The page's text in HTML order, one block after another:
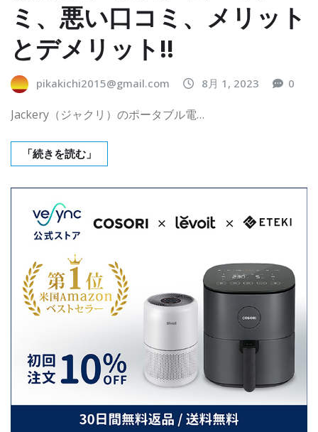
ミ、悪い口コミ、メリット
とデメリット!!
pikakichi2015@gmail.com 8月 1, 2023 0
Jackery（ジャクリ）のポータブル電…
「続きを読む」